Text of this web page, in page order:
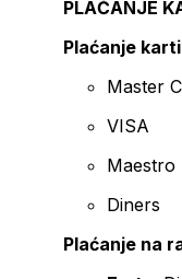
PLAĆANJE
Plaćanje
Master
VISA
Maestro
Diners
Plaćanje na